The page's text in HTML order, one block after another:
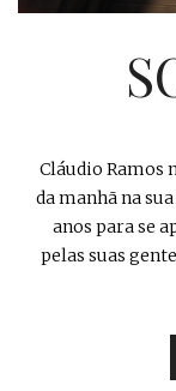
Cláudio Ramos
da manhã na
anos para se
pelas suas